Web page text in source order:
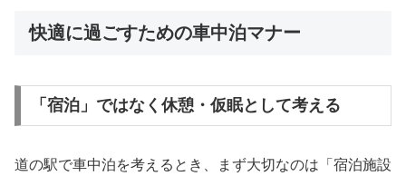
快適に過ごすための車中泊マナー
「宿泊」ではなく休憩・仮眠として考える
道の駅で車中泊を考えるとき、まず大切なのは「宿泊施設